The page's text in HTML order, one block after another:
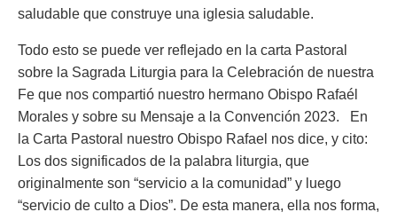
saludable que construye una iglesia saludable.
Todo esto se puede ver reflejado en la carta Pastoral
sobre la Sagrada Liturgia para la Celebración de nuestra
Fe que nos compartió nuestro hermano Obispo Rafaél
Morales y sobre su Mensaje a la Convención 2023. En
la Carta Pastoral nuestro Obispo Rafael nos dice, y cito:
Los dos significados de la palabra liturgia, que
originalmente son “servicio a la comunidad” y luego
“servicio de culto a Dios”. De esta manera, ella nos forma,